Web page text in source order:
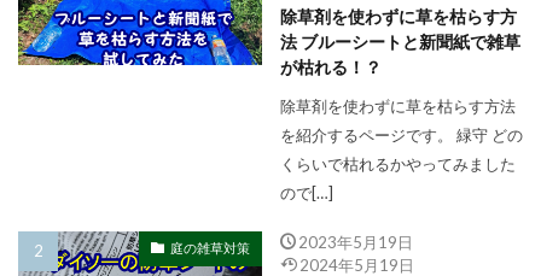
除草剤を使わずに草を枯らす方
法 ブルーシートと新聞紙で雑草
が枯れる！？
除草剤を使わずに草を枯らす方法
を紹介するページです。 緑守 どの
くらいで枯れるかやってみました
ので[…]
庭の雑草対策
2023年5月19日
2024年5月19日